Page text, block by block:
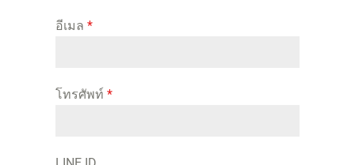
อีเมล *
โทรศัพท์ *